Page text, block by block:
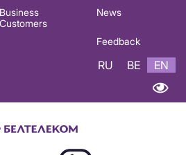
Business
Customers
News
Feedback
RU BE EN